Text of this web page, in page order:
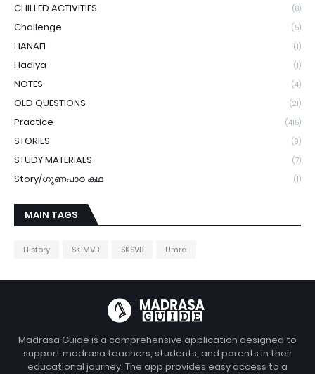
CHILLED ACTIVITIES (8)
Challenge (5)
HANAFI (1)
Hadiya (1)
NOTES (4)
OLD QUESTIONS (21)
Practice (415)
STORIES (9)
STUDY MATERIALS (7)
Story/ഗുണപാഠ കഥ (1)
MAIN TAGS
History SKIMVB SKSVB Umra
Madrasa Guide is a comprehensive application designed to
support madrasa teachers, students, and parents in their
educational journey. The app provides easy access to a